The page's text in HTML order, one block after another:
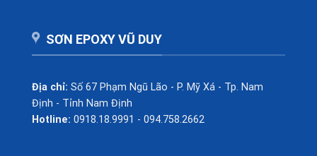
SƠN EPOXY VŨ DUY
Địa chỉ: Số 67 Phạm Ngũ Lão - P. Mỹ Xá - Tp. Nam
Định - Tỉnh Nam Định
Hotline: 0918.18.9991 - 094.758.2662